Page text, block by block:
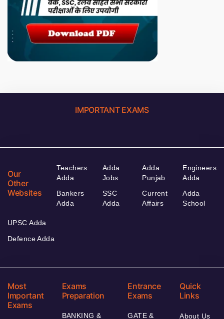
IMPORTANT EXAMS
Our
Other
Websites
Teachers
Adda
Bankers
Adda
Adda
Jobs
SSC
Adda
Adda
Punjab
Current
Affairs
Engineers
Adda
Adda
School
UPSC Adda
Defence Adda
Most
Important
Exams
Exams
Preparation
BANKING &
Entrance
Exams
GATE &
Quick
Links
About Us